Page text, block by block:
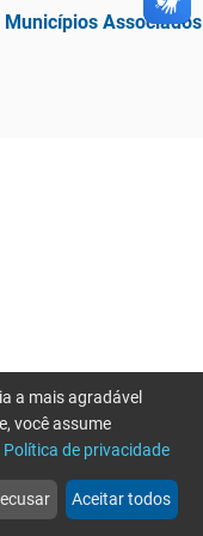
Associados
web
Notícias
more_horiz
Mais
a mais agradável
você assume
Política de privacidade
Aceitar todos
novamente